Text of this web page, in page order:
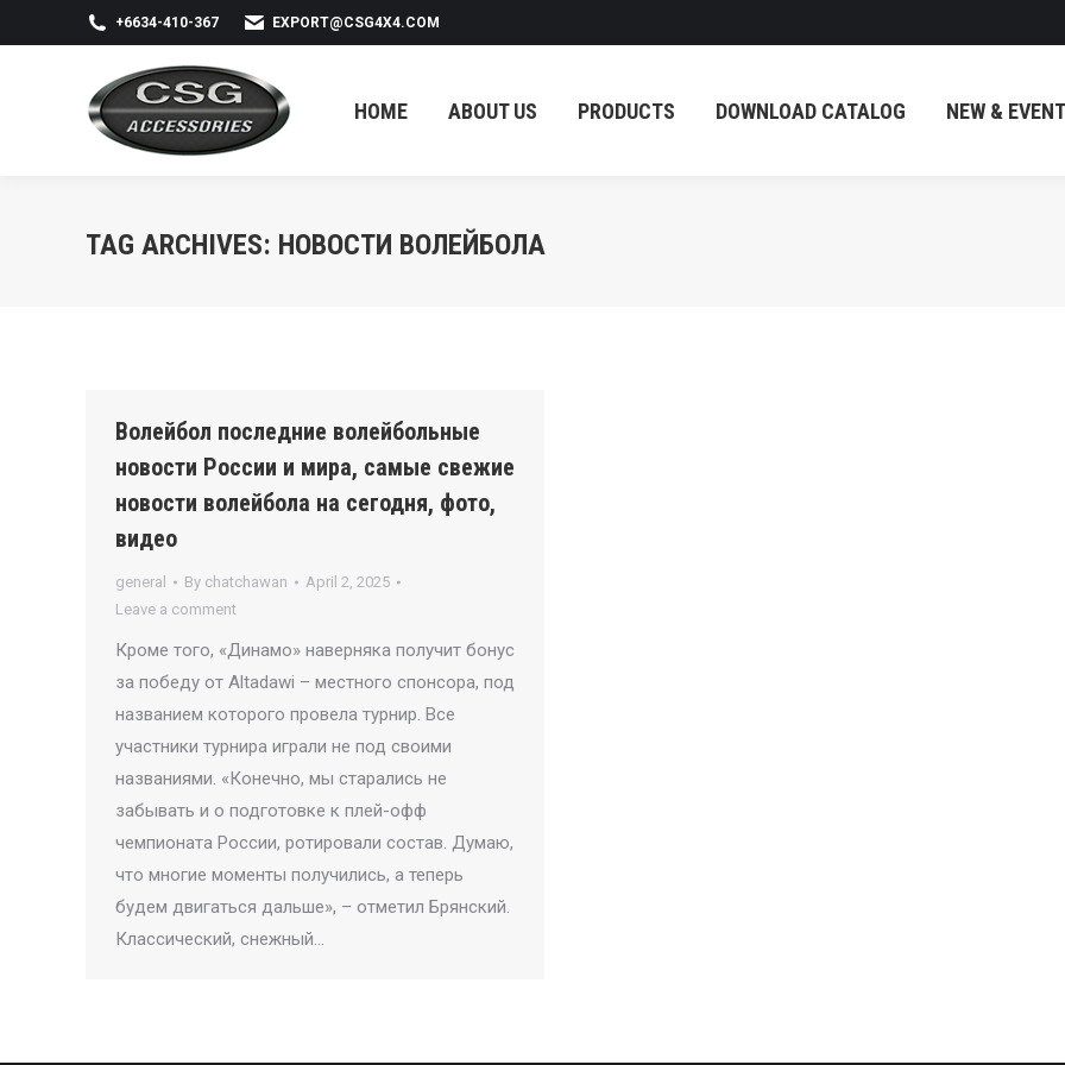
+6634-410-367 EXPORT@CSG4X4.COM
HOME ABOUT US PRODUCTS DOWNLOAD CATALOG NEW & EVENT
TAG ARCHIVES: НОВОСТИ ВОЛЕЙБОЛА
Волейбол последние волейбольные
новости России и мира, самые свежие
новости волейбола на сегодня, фото,
видео
general By chatchawan
April 2, 2025
Leave a comment
Кроме того, «Динамо» наверняка получит бонус
за победу от Altadawi – местного спонсора, под
названием которого провела турнир. Все
участники турнира играли не под своими
названиями. «Конечно, мы старались не
забывать и о подготовке к плей-офф
чемпионата России, ротировали состав. Думаю,
что многие моменты получились, а теперь
будем двигаться дальше», – отметил Брянский.
Классический, снежный…
HOME ABOUT US PRODUCTS DOWNLOAD CATALOG NEW & EVENT